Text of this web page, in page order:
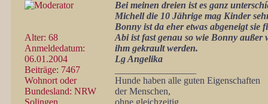
Alter: 68
Anmeldedatum:
06.01.2004
Beiträge: 7467
Wohnort oder
Bundesland: NRW
Solingen
Bei meinen dreien ist es ganz
Michell die 10 Jährige mag Kinder
Bonny ist da eher etwas abgeneigt sie
Abi ist fast genau so wie Bonny
ihm gekrault werden.
Lg Angelika
Hunde haben alle guten Eigenschaften
der Menschen,
ohne gleichzeitig